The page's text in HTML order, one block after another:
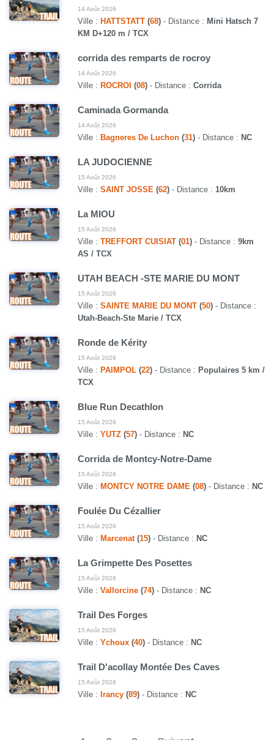
14 Août 2026
Ville : HATTSTATT (68) - Distance : Mini Hatsch 7
KM D+120 m / TCX
corrida des remparts de rocroy
14 Août 2026
Ville : ROCROI (08) - Distance : Corrida
Caminada Gormanda
14 Août 2026
Ville : Bagneres De Luchon (31) - Distance : NC
LA JUDOCIENNE
15 Août 2026
Ville : SAINT JOSSE (62) - Distance : 10km
La MIOU
15 Août 2026
Ville : TREFFORT CUISIAT (01) - Distance : 9km
AS / TCX
UTAH BEACH -STE MARIE DU MONT
15 Août 2026
Ville : SAINTE MARIE DU MONT (50) - Distance :
Utah-Beach-Ste Marie / TCX
Ronde de Kérity
15 Août 2026
Ville : PAIMPOL (22) - Distance : Populaires 5 km /
TCX
Blue Run Decathlon
15 Août 2026
Ville : YUTZ (57) - Distance : NC
Corrida de Montcy-Notre-Dame
15 Août 2026
Ville : MONTCY NOTRE DAME (08) - Distance : NC
Foulée Du Cézallier
15 Août 2026
Ville : Marcenat(15) - Distance : NC
La Grimpette Des Posettes
15 Août 2026
Ville : Vallorcine (74) - Distance : NC
Trail Des Forges
15 Août 2026
Ville : Ychoux (40) - Distance : NC
Trail D'acollay Montée Des Caves
15 Août 2026
Ville : Irancy (89) - Distance : NC